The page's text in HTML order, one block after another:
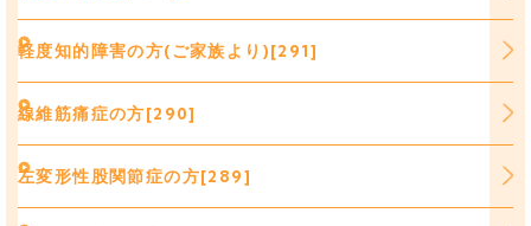
軽度知的障害の方(ご家族より)[291]
線維筋痛症の方[290]
左変形性股関節症の方[289]